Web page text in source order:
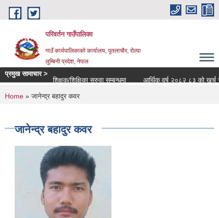
Skip to main content
परिवर्तन गाउँपालिका
गाउँ कार्यपालिकाको कार्यालय, पुतलाचौर, रोल्पा
लुम्बिनी प्रदेश, नेपाल
प्रमुख सामाचार >
शिक्षक/शिक्षिका सरुवा सम्बन्धमा
आर्थिक वर्ष २०८२ ८३ को खर्च
You are here
Home » जानेन्द्र बहादुर कवर
जानेन्द्र बहादुर कवर